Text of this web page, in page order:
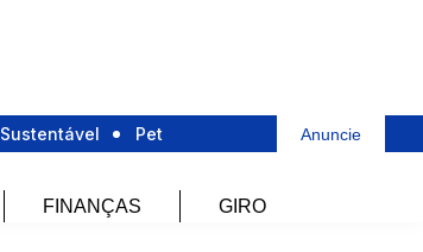
Sustentável Pet Anuncie
FINANÇAS GIRO